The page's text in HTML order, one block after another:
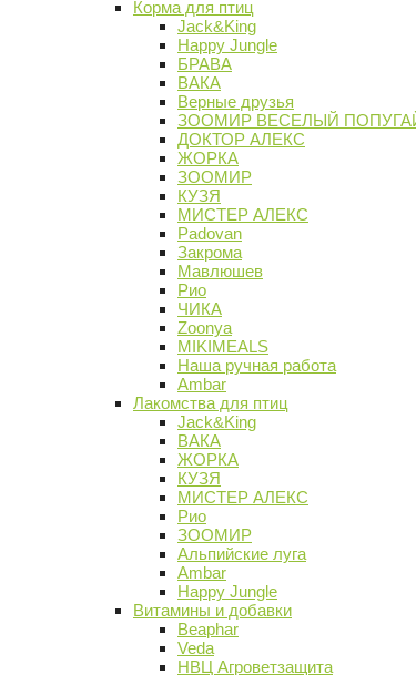
Корма для птиц
Jack&King
Happy Jungle
БРАВА
ВАКА
Верные друзья
ЗООМИР ВЕСЕЛЫЙ
ДОКТОР АЛЕКС
ЖОРКА
ЗООМИР
КУЗЯ
МИСТЕР АЛЕКС
Padovan
Закрома
Мавлюшев
Рио
ЧИКА
Zoonya
MIKIMEALS
Наша ручная работа
Ambar
Лакомства для птиц
Jack&King
ВАКА
ЖОРКА
КУЗЯ
МИСТЕР АЛЕКС
Рио
ЗООМИР
Альпийские луга
Ambar
Happy Jungle
Витамины и добавки
Beaphar
Veda
НВЦ Агроветзащита